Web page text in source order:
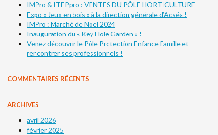
IMPro & ITEPpro : VENTES DU PÔLE HORTICULTURE
Expo « Jeux en bois » à la direction générale d’Acséa !
IMPro : Marché de Noël 2024
Inauguration du « Key Hole Garden » !
Venez découvrir le Pôle Protection Enfance Famille et
rencontrer ses professionnels !
COMMENTAIRES RÉCENTS
ARCHIVES
avril 2026
février 2025